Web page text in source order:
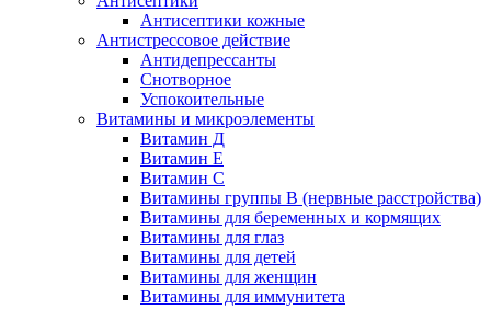
Антисептики кожные
Антистрессовое действие
Антидепрессанты
Снотворное
Успокоительные
Витамины и микроэлементы
Витамин Д
Витамин Е
Витамин С
Витамины группы В (нервные расстройства)
Витамины для беременных и кормящих
Витамины для глаз
Витамины для детей
Витамины для женщин
Витамины для иммунитета